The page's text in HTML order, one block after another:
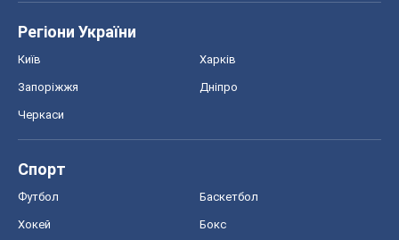
Регіони України
Київ Харків
Запоріжжя Дніпро
Черкаси
Спорт
Футбол Баскетбол
Хокей Бокс